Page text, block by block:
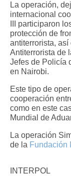
La operación,
internacional
III participaron
protección de
antiterrorista,
Antiterrorista de
Jefes de Policía
en Nairobi.
Este tipo de
cooperación
como en este
Mundial de
La operación
de la Fundación
INTERPOL